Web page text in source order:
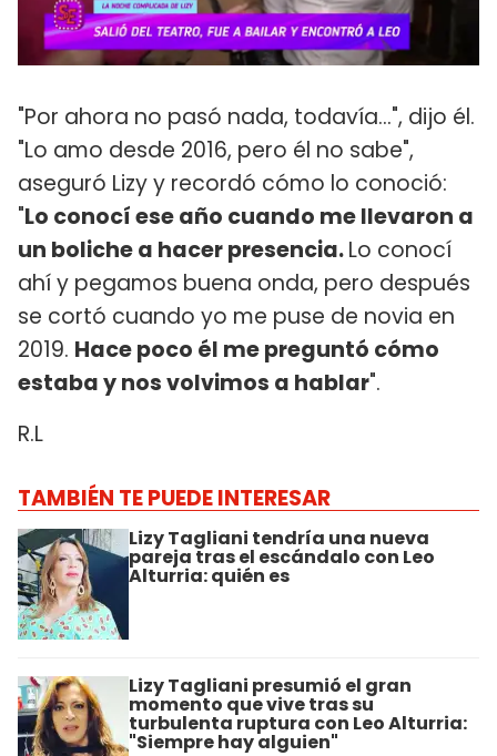
"Por ahora no pasó nada, todavía…", dijo él.
"Lo amo desde 2016, pero él no sabe",
aseguró Lizy y recordó cómo lo conoció:
"Lo conocí ese año cuando me llevaron a
un boliche a hacer presencia.Lo conocí
ahí y pegamos buena onda, pero después
se cortó cuando yo me puse de novia en
2019. Hace poco él me preguntó cómo
estaba y nos volvimos a hablar".
R.L
TAMBIÉN TE PUEDE INTERESAR
Lizy Tagliani tendría una nueva
pareja tras el escándalo con Leo
Alturria: quién es
Lizy Tagliani presumió el gran
momento que vive tras su
turbulenta ruptura con Leo Alturria:
"Siempre hay alguien"